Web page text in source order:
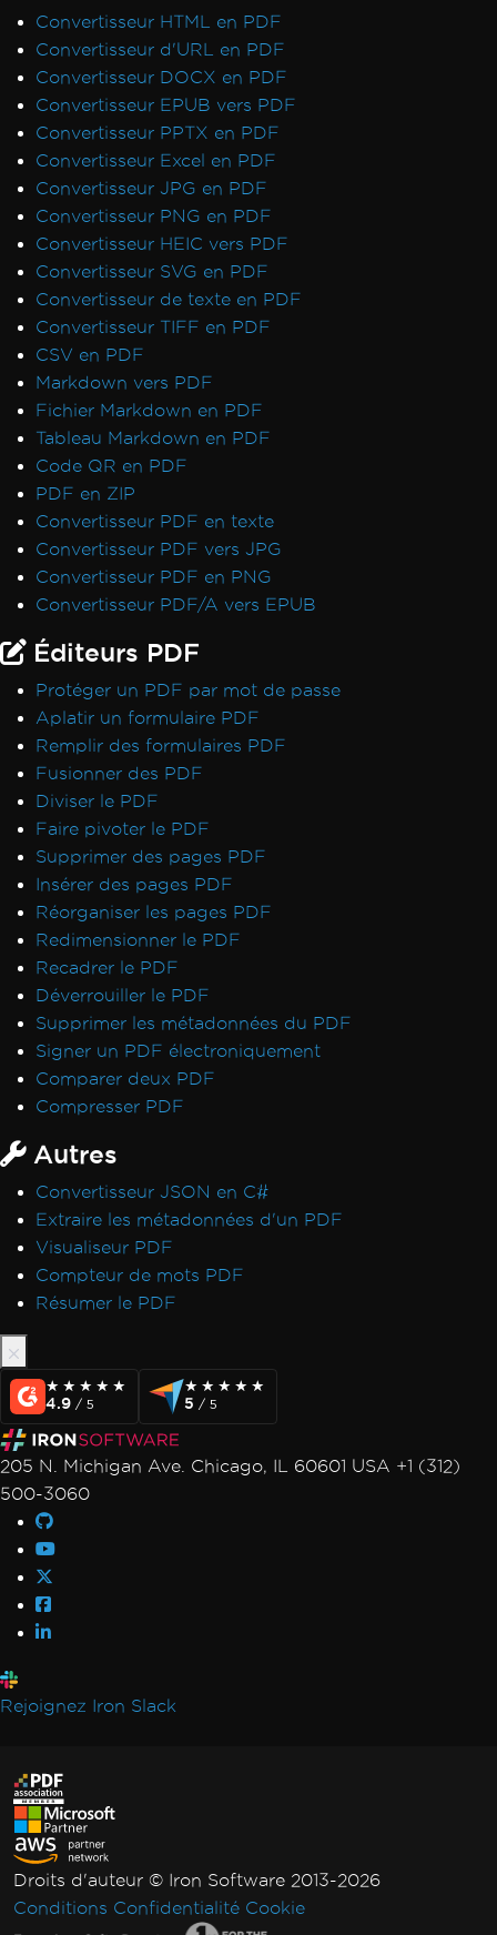
Convertisseur HTML en PDF
Convertisseur d'URL en PDF
Convertisseur DOCX en PDF
Convertisseur EPUB vers PDF
Convertisseur PPTX en PDF
Convertisseur Excel en PDF
Convertisseur JPG en PDF
Convertisseur PNG en PDF
Convertisseur HEIC vers PDF
Convertisseur SVG en PDF
Convertisseur de texte en PDF
Convertisseur TIFF en PDF
CSV en PDF
Markdown vers PDF
Fichier Markdown en PDF
Tableau Markdown en PDF
Code QR en PDF
PDF en ZIP
Convertisseur PDF en texte
Convertisseur PDF vers JPG
Convertisseur PDF en PNG
Convertisseur PDF/A vers EPUB
Éditeurs PDF
Protéger un PDF par mot de passe
Aplatir un formulaire PDF
Remplir des formulaires PDF
Fusionner des PDF
Diviser le PDF
Faire pivoter le PDF
Supprimer des pages PDF
Insérer des pages PDF
Réorganiser les pages PDF
Redimensionner le PDF
Recadrer le PDF
Déverrouiller le PDF
Supprimer les métadonnées du PDF
Signer un PDF électroniquement
Comparer deux PDF
Compresser PDF
Autres
Convertisseur JSON en C#
Extraire les métadonnées d'un PDF
Visualiseur PDF
Compteur de mots PDF
Résumer le PDF
★★★★★
★★★★★
4.9 / 5
★★★★★
★★★★★
5 / 5
205 N. Michigan Ave. Chicago, IL 60601 USA +1 (312)
500-3060
Rejoignez Iron Slack
Droits d'auteur © Iron Software 2013-2026
Conditions Confidentialité Cookie